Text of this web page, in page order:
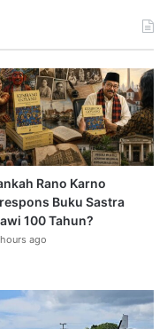
Rano Karno
Buku Sastra
100 Tahun?
ago